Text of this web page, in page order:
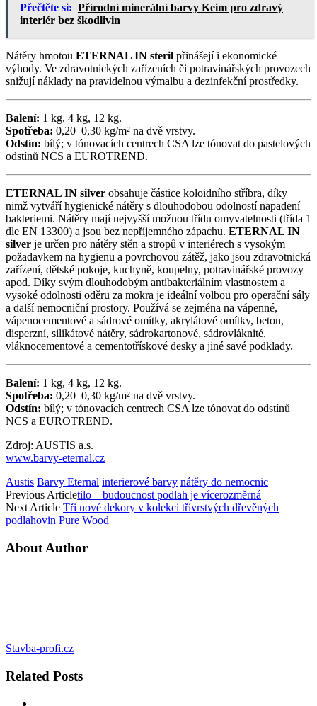
Přečtěte si: Přírodní minerální barvy Keim pro zdravý
interiér bez škodlivin
Nátěry hmotou ETERNAL IN steril přinášejí i ekonomické
výhody. Ve zdravotnických zařízeních či potravinářských provozech
snižují náklady na pravidelnou výmalbu a dezinfekční prostředky.
Balení: 1 kg, 4 kg, 12 kg.
Spotřeba: 0,20–0,30 kg/m² na dvě vrstvy.
Odstín: bílý; v tónovacích centrech CSA lze tónovat do pastelových
odstínů NCS a EUROTREND.
ETERNAL IN silver obsahuje částice koloidního stříbra, díky
nimž vytváří hygienické nátěry s dlouhodobou odolností napadení
bakteriemi. Nátěry mají nejvyšší možnou třídu omyvatelnosti (třída 1
dle EN 13300) a jsou bez nepříjemného zápachu. ETERNAL IN
silver je určen pro nátěry stěn a stropů v interiérech s vysokým
požadavkem na hygienu a povrchovou zátěž, jako jsou zdravotnická
zařízení, dětské pokoje, kuchyně, koupelny, potravinářské provozy
apod. Díky svým dlouhodobým antibakteriálním vlastnostem a
vysoké odolnosti oděru za mokra je ideální volbou pro operační sály
a další nemocniční prostory. Používá se zejména na vápenné,
vápenocementové a sádrové omítky, akrylátové omítky, beton,
disperzní, silikátové nátěry, sádrokartonové, sádrovláknité,
vláknocementové a cementotřískové desky a jiné savé podklady.
Balení: 1 kg, 4 kg, 12 kg.
Spotřeba: 0,20–0,30 kg/m² na dvě vrstvy.
Odstín: bílý; v tónovacích centrech CSA lze tónovat do odstínů
NCS a EUROTREND.
Zdroj: AUSTIS a.s.
www.barvy-eternal.cz
Austis Barvy Eternal interierové barvy nátěry do nemocnic
Previous Articletilo – budoucnost podlah je vícerozměrná
Next Article Tři nové dekory v kolekci třívrstvých dřevěných
podlahovin Pure Wood
About Author
Stavba-profi.cz
Related Posts